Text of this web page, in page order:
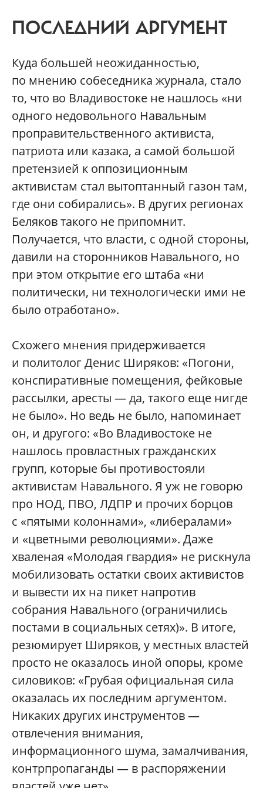
ПОСЛЕДНИЙ АРГУМЕНТ
Куда большей неожиданностью,
по мнению собеседника журнала, стало
то, что во Владивостоке не нашлось «ни
одного недовольного Навальным
проправительственного активиста,
патриота или казака, а самой большой
претензией к оппозиционным
активистам стал вытоптанный газон там,
где они собирались». В других регионах
Беляков такого не припомнит.
Получается, что власти, с одной стороны,
давили на сторонников Навального, но
при этом открытие его штаба «ни
политически, ни технологически ими не
было отработано».
Схожего мнения придерживается
и политолог Денис Ширяков: «Погони,
конспиративные помещения, фейковые
рассылки, аресты — да, такого еще нигде
не было». Но ведь не было, напоминает
он, и другого: «Во Владивостоке не
нашлось провластных гражданских
групп, которые бы противостояли
активистам Навального. Я уж не говорю
про НОД, ПВО, ЛДПР и прочих борцов
с «пятыми колоннами», «либералами»
и «цветными революциями». Даже
хваленая «Молодая гвардия» не рискнула
мобилизовать остатки своих активистов
и вывести их на пикет напротив
собрания Навального (ограничились
постами в социальных сетях)». В итоге,
резюмирует Ширяков, у местных властей
просто не оказалось иной опоры, кроме
силовиков: «Грубая официальная сила
оказалась их последним аргументом.
Никаких других инструментов —
отвлечения внимания,
информационного шума, замалчивания,
контрпропаганды — в распоряжении